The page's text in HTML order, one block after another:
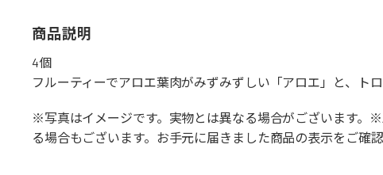
商品説明
4個
フルーティーでアロエ葉肉がみずみずしい「アロエ」と、ト
※写真はイメージです。実物とは異なる場合がございます。
る場合もございます。お手元に届きました商品の表示をご確